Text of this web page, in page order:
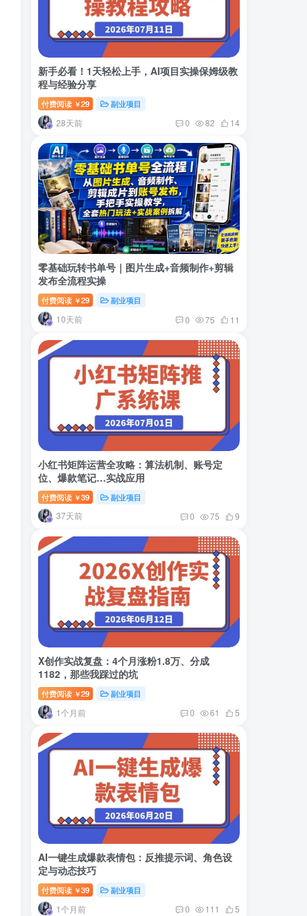
新手必看！1天轻松上手，AI项目实操保姆级教
程与经验分享
付费阅读 ￥29 副业项目
28天前 0 82 14
零基础玩转书单号｜图片生成+音频制作+剪辑
发布全流程实操
付费阅读 ￥29 副业项目
10天前 0 75 11
小红书矩阵运营全攻略：算法机制、账号定
位、爆款笔记…实战应用
付费阅读 ￥39 副业项目
37天前 0 75 9
X创作实战复盘：4个月涨粉1.8万、分成
1182，那些我踩过的坑
付费阅读 ￥29 副业项目
1个月前 0 61 5
AI一键生成爆款表情包：反推提示词、角色设
定与动态技巧
付费阅读 ￥39 副业项目
1个月前 0 111 5